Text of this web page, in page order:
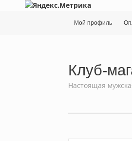
Мой профиль
Клуб-
Настоящая